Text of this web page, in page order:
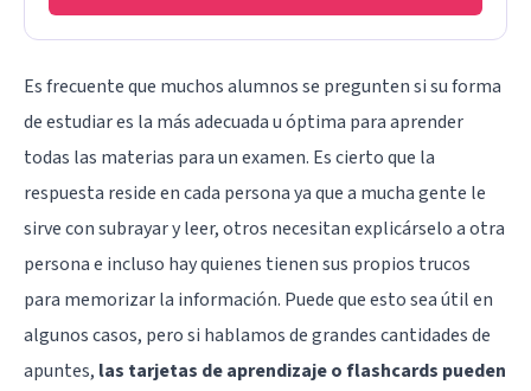
Es frecuente que muchos alumnos se pregunten si su forma
de estudiar es la más adecuada u óptima para aprender
todas las materias para un examen. Es cierto que la
respuesta reside en cada persona ya que a mucha gente le
sirve con subrayar y leer, otros necesitan explicárselo a otra
persona e incluso hay quienes tienen sus propios trucos
para memorizar la información. Puede que esto sea útil en
algunos casos, pero si hablamos de grandes cantidades de
apuntes, las tarjetas de aprendizaje o flashcards pueden